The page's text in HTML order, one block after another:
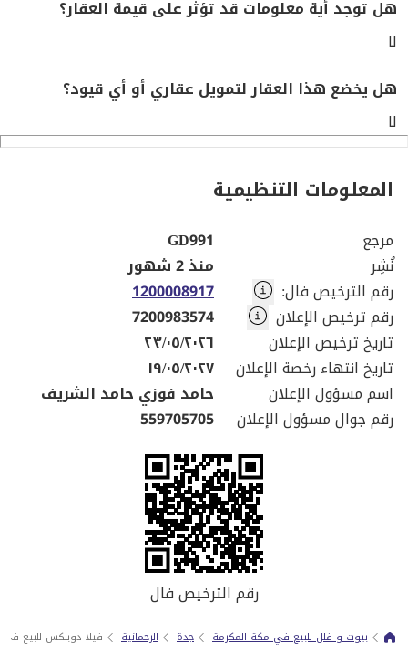
هل توجد أية معلومات قد تؤثر على قيمة العقار؟
لا
هل يخضع هذا العقار لتمويل عقاري أو أي قيود؟
لا
المعلومات التنظيمية
مرجع
GD991
نُشِر
منذ 2 شهور
رقم الترخيص فال:
1200008917
رقم ترخيص الإعلان
7200983574
تاريخ ترخيص الإعلان
٢٣/٠٥/٢٠٢٦
تاريخ انتهاء رخصة الإعلان
١٩/٠٥/٢٠٢٧
اسم مسؤول الإعلان
حامد فوزي حامد الشريف
رقم جوال مسؤول الإعلان
559705705
رقم الترخيص فال
بيوت و فلل للبيع في مكة المكرمة جدة الرحمانية فيلا دوبلكس للبيع في